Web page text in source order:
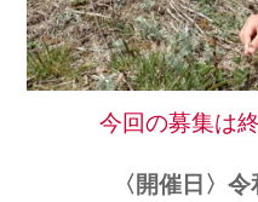
今回の募集は
〈開催日〉